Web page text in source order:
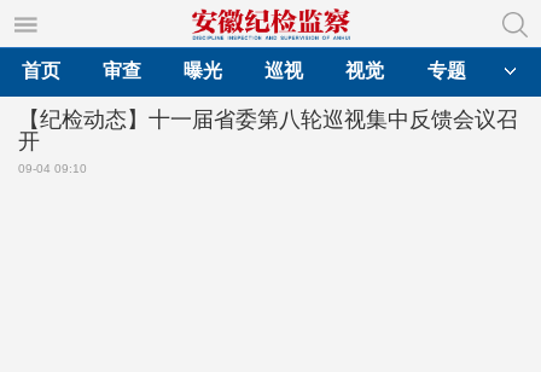
首页
审查 曝光 巡视 视觉 专题
【纪检动态】十一届省委第八轮巡视集中反馈会议召
开
09-04 09:10